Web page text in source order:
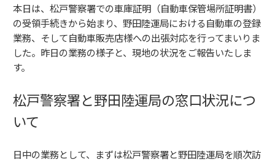
本日は、松戸警察署での車庫証明（自動車保管場所証明書）
の受領手続きから始まり、野田陸運局における自動車の登録
業務、そして自動車販売店様への出張対応を行ってまいりま
した。昨日の業務の様子と、現地の状況をご報告いたしま
す。
松戸警察署と野田陸運局の窓口状況につ
いて
日中の業務として、まずは松戸警察署と野田陸運局を順次訪